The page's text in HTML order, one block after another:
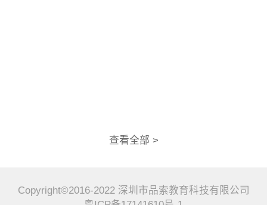
查看全部 >
Copyright©2016-2022 深圳市品索教育科技有限公司